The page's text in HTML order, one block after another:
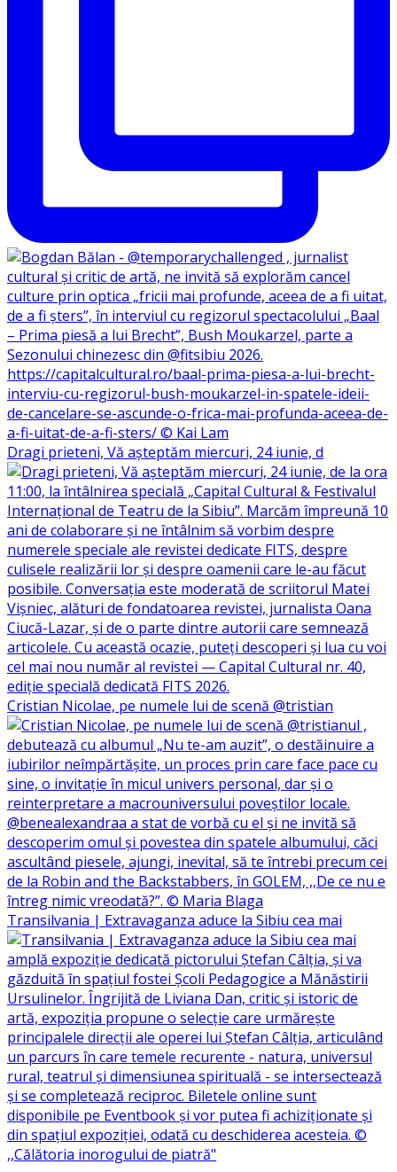
Dragi prieteni, Vă așteptăm miercuri, 24 iunie, d
Cristian Nicolae, pe numele lui de scenă @tristian
Transilvania | Extravaganza aduce la Sibiu cea mai